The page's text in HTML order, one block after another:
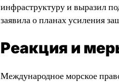
инфраструктуру и выразил
заявила о планах усиления
Реакция и
Международное морское